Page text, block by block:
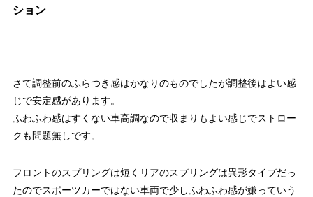
ション
さて調整前のふらつき感はかなりのものでしたが調整後はよい感
じで安定感があります。
ふわふわ感はすくない車高調なので収まりもよい感じでストロー
クも問題無しです。
フロントのスプリングは短くリアのスプリングは異形タイプだっ
たのでスポーツカーではない車両で少しふわふわ感が嫌っていう